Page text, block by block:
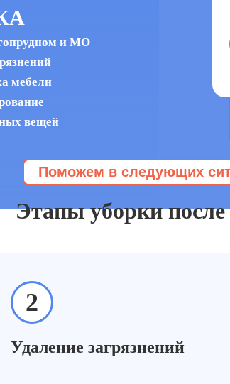
и МО
мебели
вещей
Поможем в следующих
заказывают уборку
Этапы уборки после
2
Удаление загрязнений